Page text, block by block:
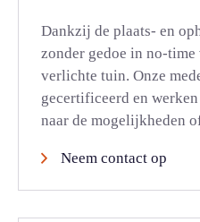
Dankzij de plaats- en
zonder gedoe in no-time
verlichte tuin. Onze
gecertificeerd en
naar de mogelijkheden
Neem contact op